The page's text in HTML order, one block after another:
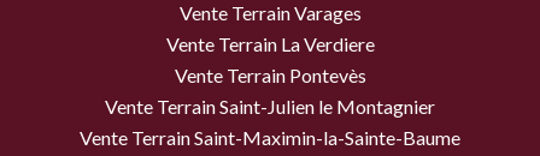
Vente Terrain Varages
Vente Terrain La Verdiere
Vente Terrain Pontevès
Vente Terrain Saint-Julien le Montagnier
Vente Terrain Saint-Maximin-la-Sainte-Baume